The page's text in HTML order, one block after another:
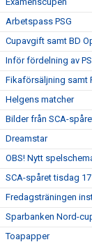
Arbetspass PSG
Cupavgift samt BD
Inför fördelning av
Fikaförsäljning samt
Helgens matcher
Bilder från SCA-
Dreamstar
OBS! Nytt
SCA-spåret tisdag
Fredagsträningen
Sparbanken Nord-
Toapapper